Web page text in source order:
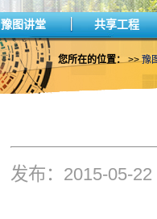
豫图讲堂 共享工程
您所在的位置：>>豫
发布：2015-05-